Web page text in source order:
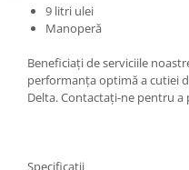
9 litri ulei
Manoperă
Beneficiați de serviciile
performanța optimă a cutiei
Delta. Contactați-ne pentru a
Specificații